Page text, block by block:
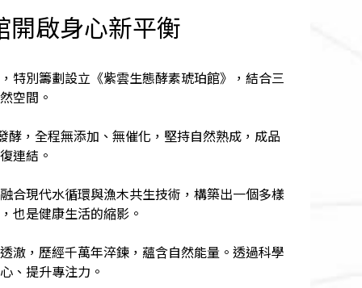
啟身心新平衡
特別籌劃設立《紫雲生態酵素琥珀館》，結合三
空間。
，全程無添加、無催化，堅持自然熟成，成品
連結。
合現代水循環與漁木共生技術，構築出一個多樣
也是健康生活的縮影。
澈，歷經千萬年淬鍊，蘊含自然能量。透過科學
、提升專注力。